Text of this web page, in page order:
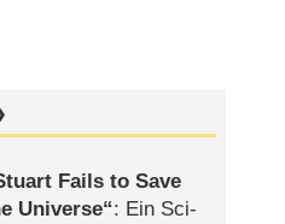
Fails to Save
Universe : Ein Sci-